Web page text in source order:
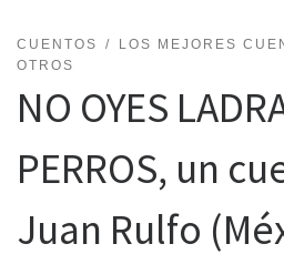
CUENTOS
LOS MEJORES
OTROS
NO OYES
PERROS, un
Juan Rulfo